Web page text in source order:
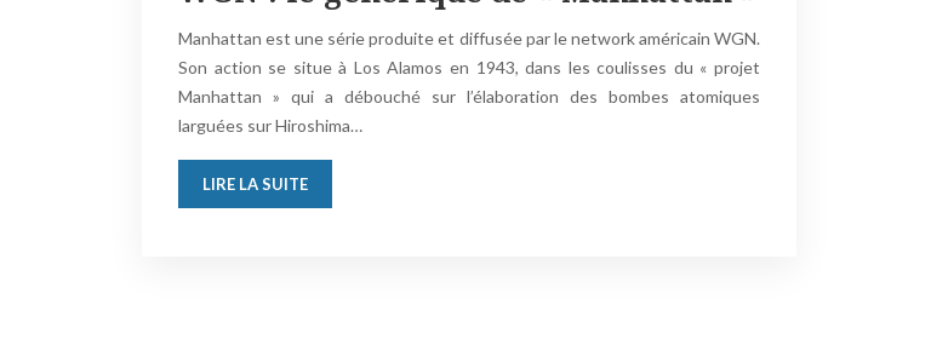
Manhattan est une série produite et diffusée par le network américain WGN.
Son action se situe à Los Alamos en 1943, dans les coulisses du « projet
Manhattan » qui a débouché sur l’élaboration des bombes atomiques
larguées sur Hiroshima…
LIRE LA SUITE